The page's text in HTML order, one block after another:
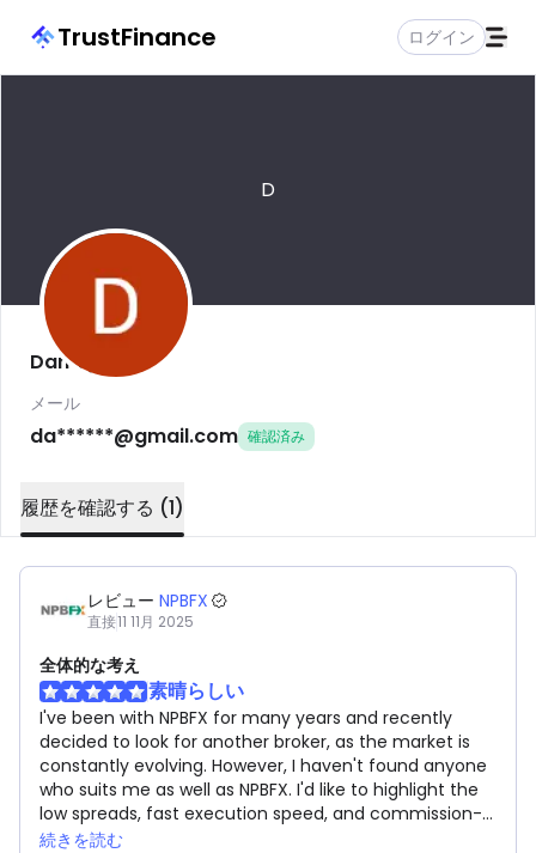
TrustFinance ログイン
D
Dan Tye
メール
da******@gmail.com 確認済み
履歴を確認する (1)
レビュー NPBFX
直接11 11月 2025
全体的な考え
素晴らしい
I've been with NPBFX for many years and recently
decided to look for another broker, as the market is
constantly evolving. However, I haven't found anyone
who suits me as well as NPBFX. I'd like to highlight the
low spreads, fast execution speed, and commission-
free withdrawals.
続きを読む